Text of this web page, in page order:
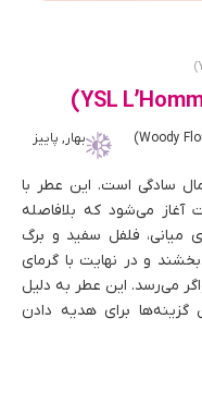
بهار, پاییز
سادگی است. این عطر با
آغاز می‌شود که بلافاصله
میانی، فلفل سفید و برگ
و در نهایت با گرمای
می‌رسد. این عطر به دلیل
گزینه‌ها برای هدیه دادن